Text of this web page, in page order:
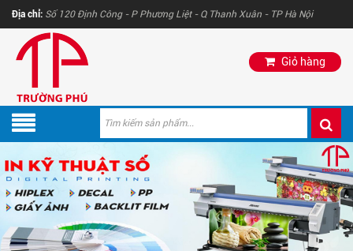
Địa chỉ: Số 120 Định Công - P Phương Liệt - Q Thanh Xuân - TP Hà Nội
Giỏ hàng